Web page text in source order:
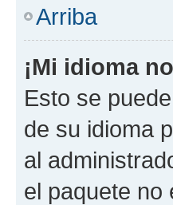
Arriba
¡Mi idioma
Esto se
de su idioma
al
el paquete no